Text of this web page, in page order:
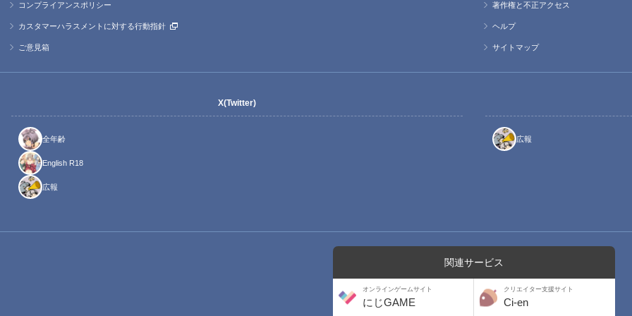
コンプライアンスポリシー 著作権と不正アクセス
カスタマーハラスメントに対する行動指針 ヘルプ
ご意見箱 サイトマップ
X(Twitter)
全年齢
English R18
広報
広報
関連サービス
オンラインゲームサイト
にじGAME
クリエイター支援サイト
Ci-en